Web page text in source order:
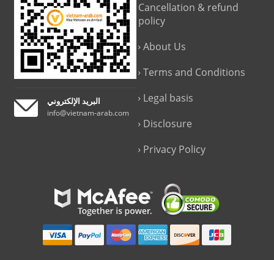
البريد الإلكتروني
info@vietnam-arab.com
Cancellation & refund
policy
About Us
Terms and Conditions
Legal basis
Disclosure
Privacy Policy